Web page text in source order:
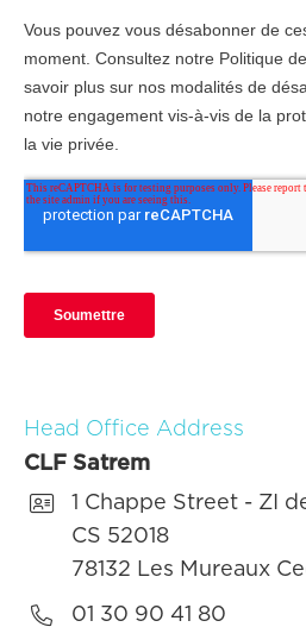
Head Office Address
CLF Satrem

1 Chappe Street - ZI
CS 52018
78132 Les Mureaux
 01 30 90 41 80